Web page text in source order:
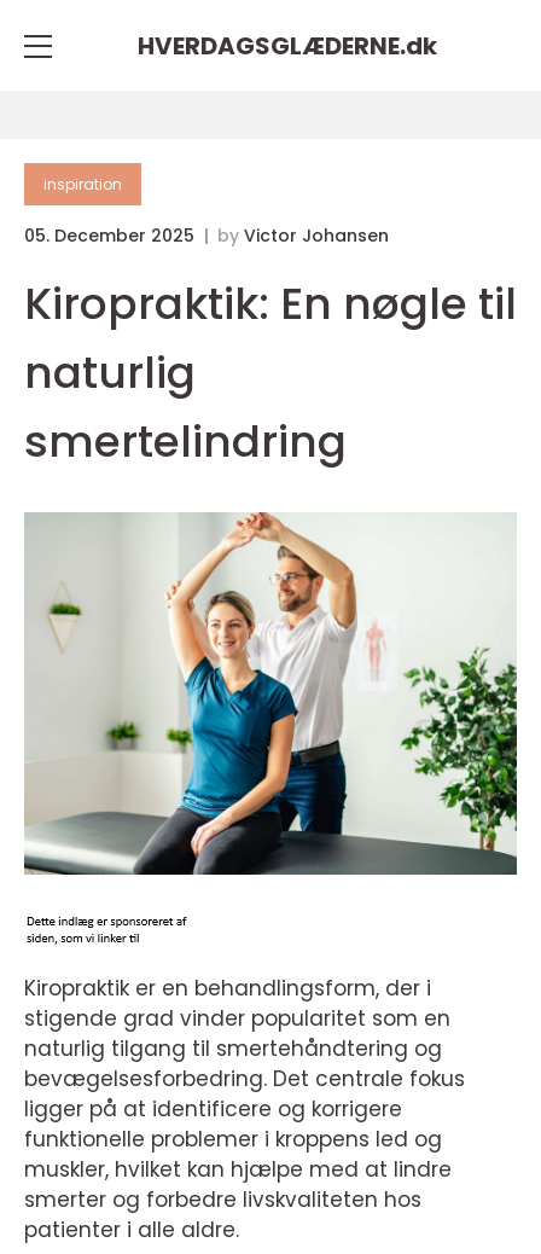
HVERDAGSGLÆDERNE.dk
inspiration
05. December 2025 by Victor Johansen
Kiropraktik: En nøgle til
naturlig
smertelindring
Kiropraktik er en behandlingsform, der i
stigende grad vinder popularitet som en
naturlig tilgang til smertehåndtering og
bevægelsesforbedring. Det centrale fokus
ligger på at identificere og korrigere
funktionelle problemer i kroppens led og
muskler, hvilket kan hjælpe med at lindre
smerter og forbedre livskvaliteten hos
patienter i alle aldre.